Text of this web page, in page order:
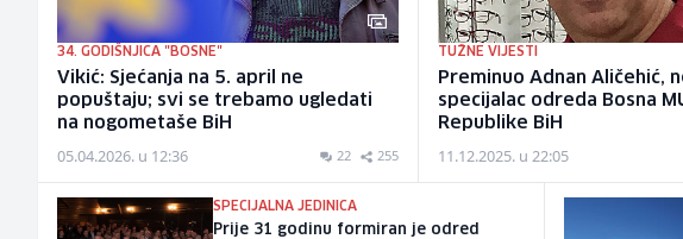
34. GODIŠNJICA "BOSNE"
Vikić: Sjećanja na 5. april ne
popuštaju; svi se trebamo ugledati
na nogometaše BiH
05.04.2026. u 12:36 22 255
TUŽNE VIJESTI
Preminuo Adnan Aličehić,
specijalac odreda Bosna
Republike BiH
11.12.2025. u 22:05
SPECIJALNA JEDINICA
Prije 31 godinu formiran je odred